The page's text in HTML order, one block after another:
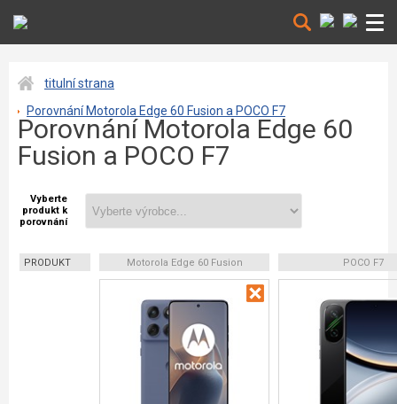
titulní strana
Porovnání Motorola Edge 60 Fusion a POCO F7
Porovnání Motorola Edge 60
Fusion a POCO F7
Vyberte
produkt k
porovnání
PRODUKT Motorola Edge 60 Fusion POCO F7